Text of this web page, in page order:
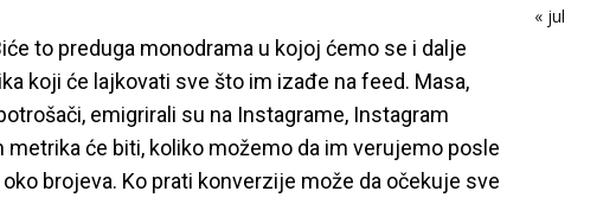
to preduga monodrama u kojoj ćemo se i dalje
koji će lajkovati sve što im izađe na feed. Masa,
emigrirali su na Instagrame, Instagram
metrika će biti, koliko možemo da im verujemo posle
brojeva. Ko prati konverzije može da očekuje sve
« jul